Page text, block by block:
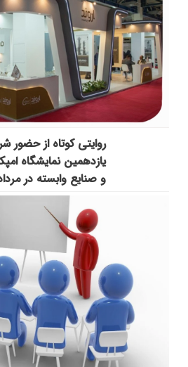
روایتی کوتاه از حضور
یازدهمین نمایشگاه
و صنایع وابسته در مرداد